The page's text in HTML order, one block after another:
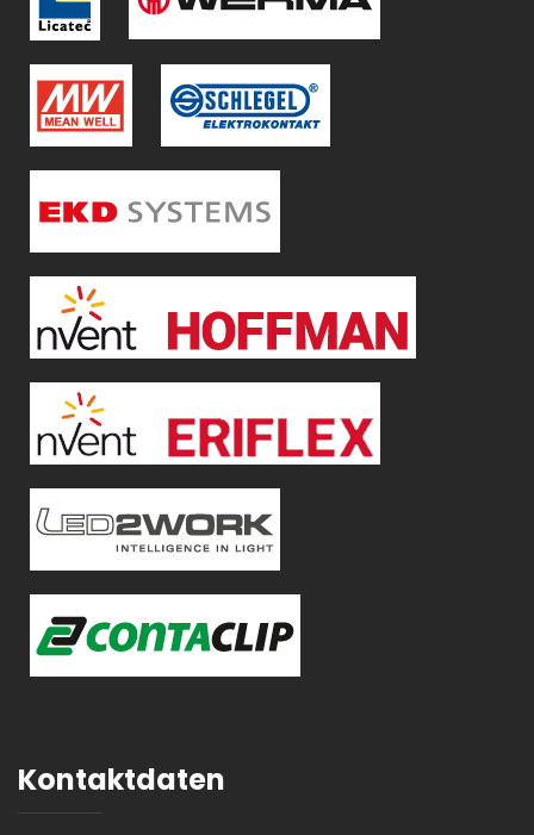
Kontaktdaten